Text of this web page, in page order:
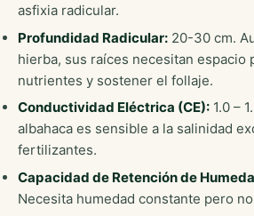
asfixia radicular.
Profundidad Radicular:20-30 cm.
hierba, sus raíces necesitan espacio
nutrientes y sostener el follaje.
Conductividad Eléctrica (CE):1.0 –
albahaca es sensible a la salinidad
fertilizantes.
Capacidad de Retención de
Necesita humedad constante pero